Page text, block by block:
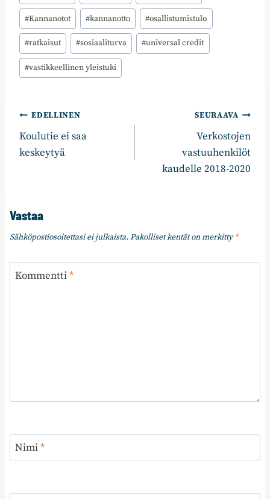
#Kannanotot #kannanotto #osallistumistulo
#ratkaisut #sosiaaliturva #universal credit
#vastikkeellinen yleistuki
Artikkelien
selaus
EDELLINEN
Koulutie ei saa
keskeytyä
SEURAAVA
Verkostojen
vastuuhenkilöt
kaudelle 2018-2020
Vastaa
Sähköpostiosoitettasi ei julkaista. Pakolliset kentät on merkitty*
Kommentti*
Nimi*